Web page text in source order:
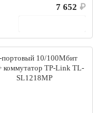
7 652 ₽
портовый 10/100Мбит
коммутатор TP-Link TL-
SL1218MP